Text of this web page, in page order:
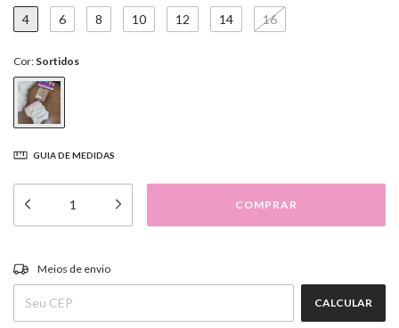
4 6 8 10 12 14 16
Cor: Sortidos
GUIA DE MEDIDAS
Entregas para o CEP:
Meios de envio
CALCULAR